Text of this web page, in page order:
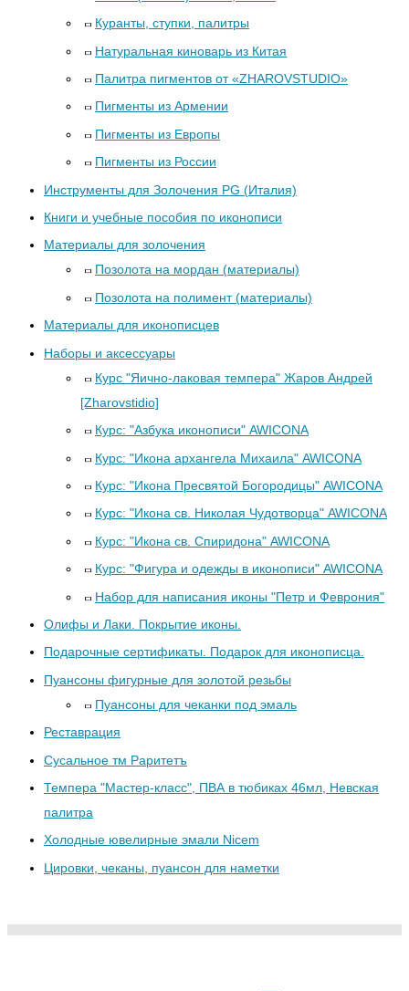
Куранты, ступки, палитры
Натуральная киноварь из Китая
Палитра пигментов от «ZHAROVSTUDIO»
Пигменты из Армении
Пигменты из Европы
Пигменты из России
Инструменты для Золочения PG (Италия)
Книги и учебные пособия по иконописи
Материалы для золочения
Позолота на мордан (материалы)
Позолота на полимент (материалы)
Материалы для иконописцев
Наборы и аксессуары
Курс "Яично-лаковая темпера" Жаров Андрей
[Zharovstidio]
Курс: "Азбука иконописи" AWICONA
Курс: "Икона архангела Михаила" AWICONA
Курс: "Икона Пресвятой Богородицы" AWICONA
Курс: "Икона св. Николая Чудотворца" AWICONA
Курс: "Икона св. Спиридона" AWICONA
Курс: "Фигура и одежды в иконописи" AWICONA
Набор для написания иконы "Петр и Феврония"
Олифы и Лаки. Покрытие иконы.
Подарочные сертификаты. Подарок для иконописца.
Пуансоны фигурные для золотой резьбы
Пуансоны для чеканки под эмаль
Реставрация
Сусальное тм Раритетъ
Темпера "Мастер-класс", ПВА в тюбиках 46мл, Невская
палитра
Холодные ювелирные эмали Nicem
Цировки, чеканы, пуансон для наметки